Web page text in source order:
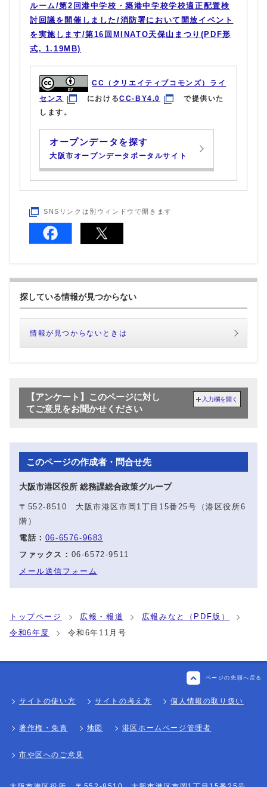
ルーム/第2回港中学校・築港中学校学校適正配置検
討回議を開催しました/消防署において開放イベント
を実施します/第16回MINATO天保山まつり(PDF形
式, 1.19MB)
CC（クリエイティブコモンズ）ライ
センス
におけるCC-BY4.0
で提供いた
します。
オープンデータを探す
大阪市オープンデータポータルサイト
SNSリンクは別ウィンドウで開きます
探している情報が見つからない
情報が見つからないときは
【アンケート】このページに対し
てご意見をお聞かせください
入力欄を開く
このページの作成者・問合せ先
大阪市港区役所 総務課総合政策グループ
〒552-8510 大阪市港区市岡1丁目15番25号（港区役所6
階）
電話： 06-6576-9683
ファックス： 06-6572-9511
メール送信フォーム
トップページ 広報・報道
広報みなと（PDF版）
令和6年度
令和6年11月号
ページの先頭へ戻る
サイトの使い方 サイトの考え方 個人情報の取り扱い
著作権・免責 地図 港区ホームページ管理者
市や区へのご意見